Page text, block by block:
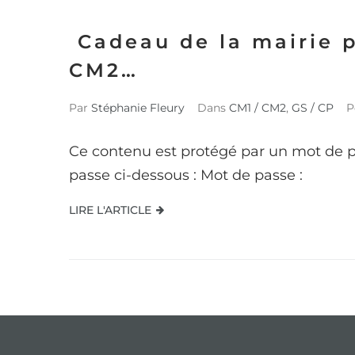
Cadeau de la mairie
CM2…
Par Stéphanie Fleury Dans CM1 / CM2, GS / CP
Ce contenu est protégé par un mot de
passe ci-dessous : Mot de passe :
LIRE L'ARTICLE